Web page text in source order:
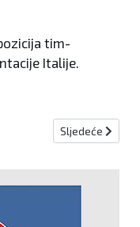
tim-
Italije.
srpskih dječaka dok
Sljedeći
Sljedeće